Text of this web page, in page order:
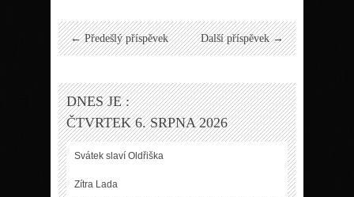
← Předešlý příspěvek Další příspěvek →
DNES JE :
ČTVRTEK 6. SRPNA 2026
Svátek slaví Oldřiška
Zítra Lada